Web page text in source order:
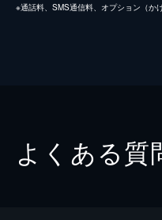
※通話料、SMS通信料、オプション（か
よくある質